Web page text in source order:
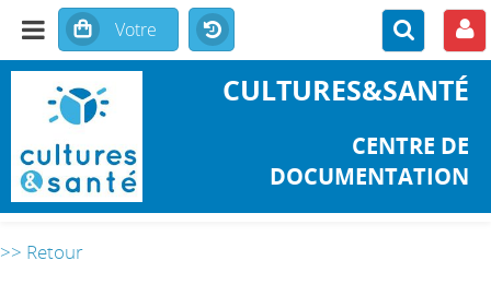
CULTURES&SANTÉ
CENTRE DE
DOCUMENTATION
>> Retour